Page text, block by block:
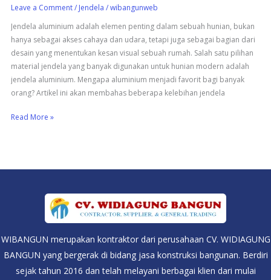
Leave a Comment / Jendela /wibangunweb
Jendela aluminium adalah elemen penting dalam sebuah hunian, bukan
hanya sebagai akses cahaya dan udara, tetapi juga sebagai bagian dari
desain yang menentukan kesan visual sebuah rumah. Salah satu pilihan
material jendela yang banyak digunakan untuk hunian modern adalah
jendela aluminium. Mengapa aluminium menjadi favorit bagi banyak
orang? Artikel ini akan membahas beberapa kelebihan jendela
Read More »
WIBANGUN merupakan kontraktor dari perusahaan CV. WIDIAGUNG
BANGUN yang bergerak di bidang jasa konstruksi bangunan. Berdiri
sejak tahun 2016 dan telah melayani berbagai klien dari mulai